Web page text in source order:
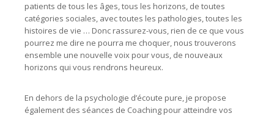
patients de tous les âges, tous les horizons, de toutes
catégories sociales, avec toutes les pathologies, toutes les
histoires de vie … Donc rassurez-vous, rien de ce que vous
pourrez me dire ne pourra me choquer, nous trouverons
ensemble une nouvelle voix pour vous, de nouveaux
horizons qui vous rendrons heureux.
En dehors de la psychologie d’écoute pure, je propose
également des séances de Coaching pour atteindre vos